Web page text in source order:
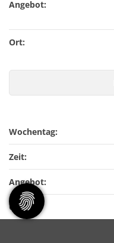
Angebot:
Ort:
Wochentag:
Zeit:
Angebot:
Ort: